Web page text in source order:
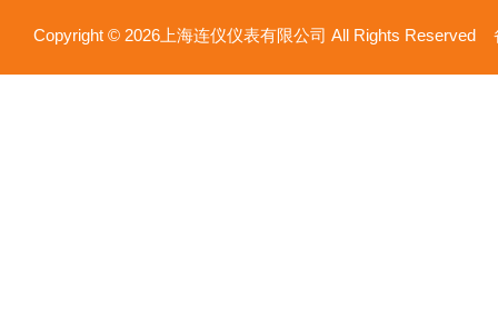
Copyright © 2026上海连仪仪表有限公司 All Rights Reserved